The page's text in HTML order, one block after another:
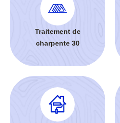
Traitement de
charpente 30